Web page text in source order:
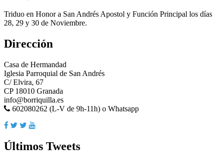
Triduo en Honor a San Andrés Apostol y Función Principal los días
28, 29 y 30 de Noviembre.
Dirección
Casa de Hermandad
Iglesia Parroquial de San Andrés
C/ Elvira, 67
CP 18010 Granada
info@borriquilla.es
602080262 (L-V de 9h-11h) o Whatsapp
Últimos Tweets